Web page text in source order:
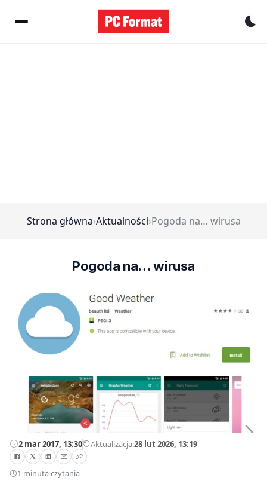
Strona główna›Aktualności›Pogoda na… wirusa
Pogoda na… wirusa
2 mar 2017, 13:30—Aktualizacja:28 lut 2026, 13:19
1 minuta czytania